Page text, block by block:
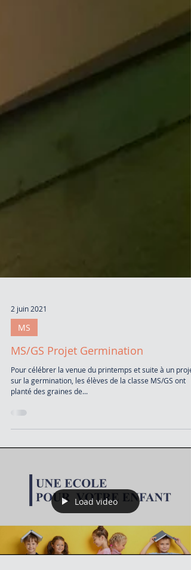
2 juin 2021
MS
MS/GS Projet Germination
sur la germination, les élèves de la classe MS/GS ont
Load video